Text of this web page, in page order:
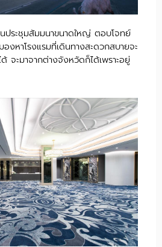
ประชุมสัมมนาขนาดใหญ่ ตอบโจทย์
งหาโรงแรมที่เดินทางสะดวกสบายจะ
จะมาจากต่างจังหวัดก็ได้เพราะอยู่